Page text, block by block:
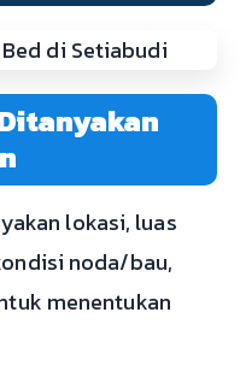
lokasi, luas
noda/bau,
menentukan